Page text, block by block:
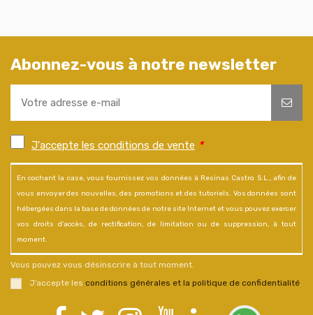
Abonnez-vous à notre newsletter
J'accepte les conditions de vente *
En cochant la case, vous fournissez vos données à Resinas Castro S.L., afin de
vous envoyer des nouvelles, des promotions et des tutoriels. Vos données sont
hébergées dans la base de données de notre site Internet et vous pouvez exercer
vos droits d'accès, de rectification, de limitation ou de suppression, à tout
moment.
Vous pouvez vous désinscrire à tout moment.
J’accepte les conditions générales et la politique de confidentialité.